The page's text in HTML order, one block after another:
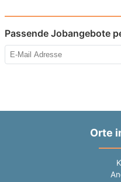
Passende Jobangebote
Orte